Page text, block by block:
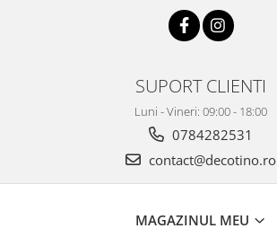
SUPORT CLIENTI
Luni - Vineri: 09:00 - 18:00
0784282531
contact@decotino.ro
MAGAZINUL MEU